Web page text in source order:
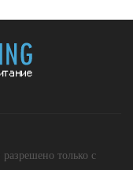
только с